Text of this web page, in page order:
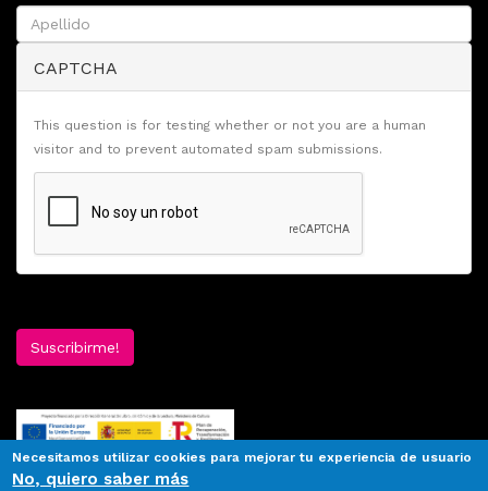
CAPTCHA
This question is for testing whether or not you are a human
visitor and to prevent automated spam submissions.
Suscribirme!
Necesitamos utilizar cookies para mejorar tu experiencia de usuario
No, quiero saber más